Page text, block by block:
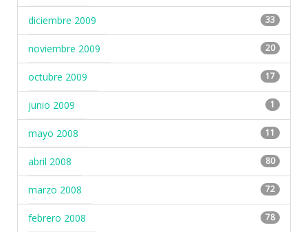
diciembre 2009 33
noviembre 2009 20
octubre 2009 17
junio 2009 1
mayo 2008 11
abril 2008 80
marzo 2008 72
febrero 2008 78